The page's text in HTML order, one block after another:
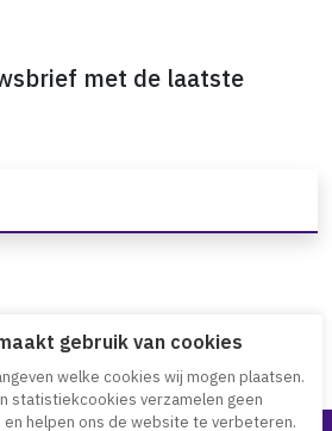
met de laatste
gebruik van cookies
welke cookies wij mogen plaatsen.
statistiekcookies verzamelen geen
helpen ons de website te verbeteren.